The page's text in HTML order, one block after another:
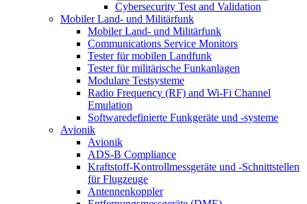
Cybersecurity Test and Validation
Mobiler Land- und Militärfunk
Mobiler Land- und Militärfunk
Communications Service Monitors
Tester für mobilen Landfunk
Tester für militärische Funkanlagen
Modulare Testsysteme
Radio Frequency (RF) and Wi-Fi Channel
Emulation
Softwaredefinierte Funkgeräte und -systeme
Avionik
Avionik
ADS-B Compliance
Kraftstoff-Kontrollmessgeräte und -Schnittstellen
für Flugzeuge
Antennenkoppler